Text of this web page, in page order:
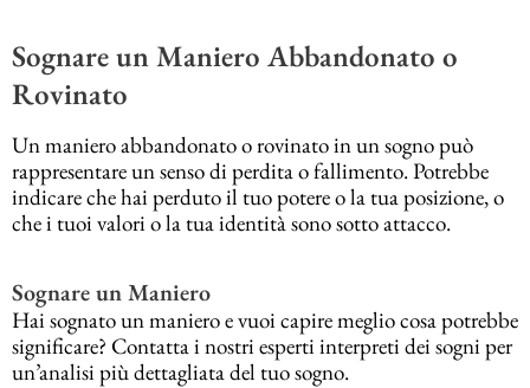
Sognare un Maniero Abbandonato o
Rovinato
Un maniero abbandonato o rovinato in un sogno può
rappresentare un senso di perdita o fallimento. Potrebbe
indicare che hai perduto il tuo potere o la tua posizione, o
che i tuoi valori o la tua identità sono sotto attacco.
Sognare un Maniero
Hai sognato un maniero e vuoi capire meglio cosa potrebbe
significare? Contatta i nostri esperti interpreti dei sogni per
un’analisi più dettagliata del tuo sogno.